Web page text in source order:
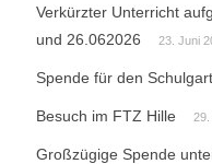
Verkürzter Unterricht
und 26.062026
23. Juni
Spende für den
Besuch im FTZ Hille
Großzügige Spende